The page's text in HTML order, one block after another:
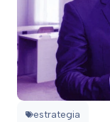
estrategia